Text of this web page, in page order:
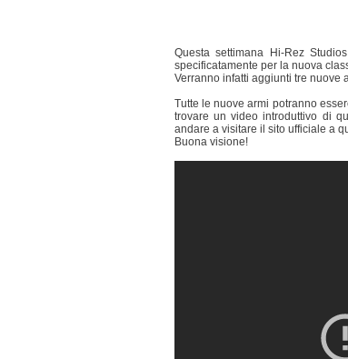
Questa settimana Hi-Rez
specificatamente per la nuova
Verranno infatti aggiunti tre nuove
Tutte le nuove armi potranno
trovare un video introduttivo di
andare a visitare il sito ufficiale a
Buona visione!